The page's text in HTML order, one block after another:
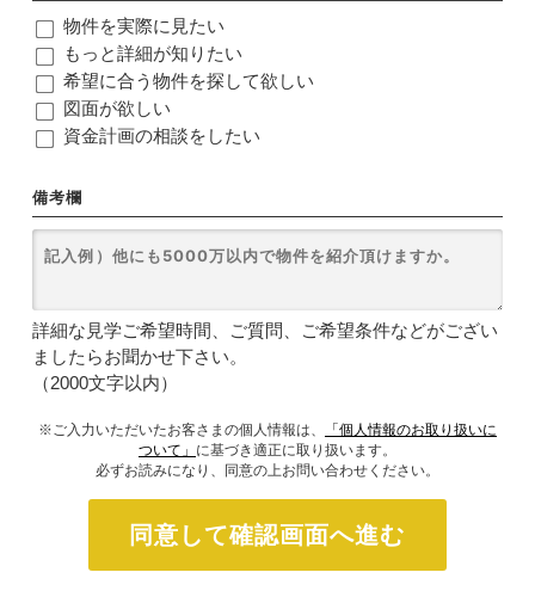
物件を実際に見たい
もっと詳細が知りたい
希望に合う物件を探して欲しい
図面が欲しい
資金計画の相談をしたい
備考欄
詳細な見学ご希望時間、ご質問、ご希望条件などがござい
ましたらお聞かせ下さい。
（2000文字以内）
※ご入力いただいたお客さまの個人情報は、
「個人情報のお取り扱いに
ついて」 に基づき適正に取り扱います。
必ずお読みになり、同意の上お問い合わせください。
同意して確認画面へ進む